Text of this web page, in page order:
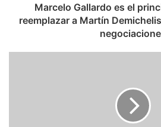
Marcelo Gallardo es el
reemplazar a Martín